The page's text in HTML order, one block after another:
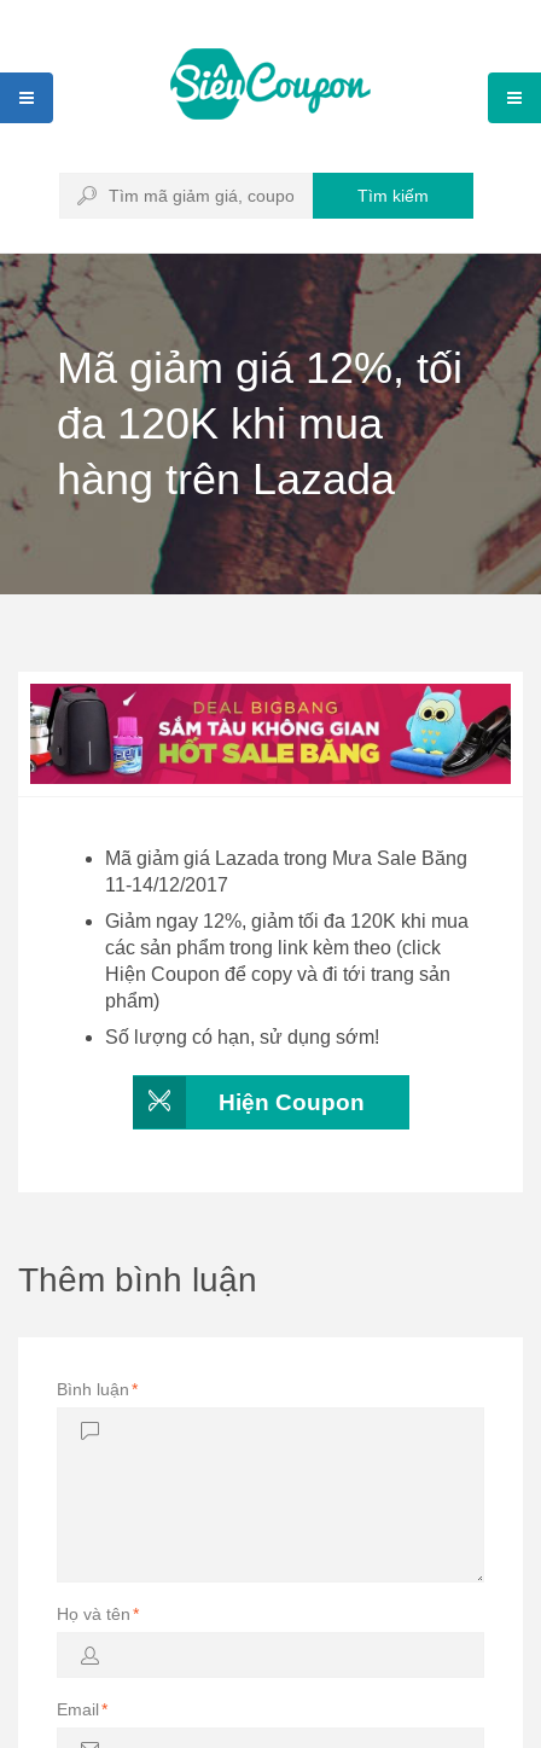
Tìm kiếm
Mã giảm giá 12%, tối
đa 120K khi mua
hàng trên Lazada
Mã giảm giá Lazada trong Mưa Sale Băng
11-14/12/2017
Giảm ngay 12%, giảm tối đa 120K khi mua
các sản phẩm trong link kèm theo (click
Hiện Coupon để copy và đi tới trang sản
phẩm)
Số lượng có hạn, sử dụng sớm!
Hiện Coupon
Thêm bình luận
Bình luận*
Họ và tên*
Email*